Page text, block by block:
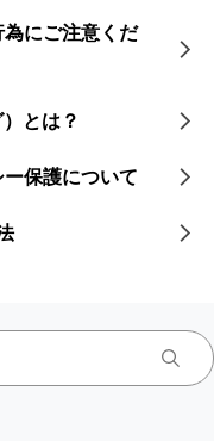
にご注意くだ
とは？
保護について